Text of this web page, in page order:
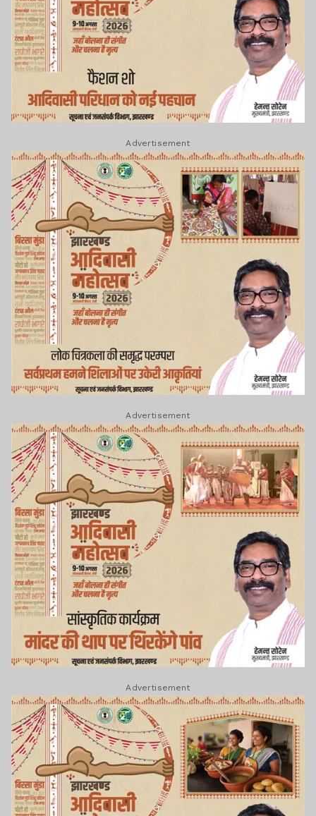
Advertisement
Advertisement
Advertisement